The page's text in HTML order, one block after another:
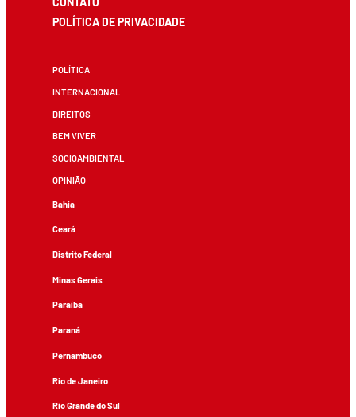
POLÍTICA DE PRIVACIDADE
POLÍTICA
INTERNACIONAL
DIREITOS
BEM VIVER
SOCIOAMBIENTAL
OPINIÃO
Bahia
Ceará
Distrito Federal
Minas Gerais
Paraíba
Paraná
Pernambuco
Rio de Janeiro
Rio Grande do Sul